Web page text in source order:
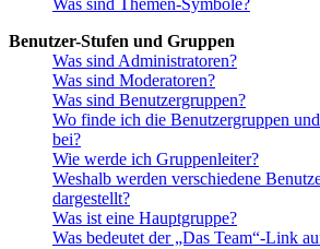
Was sind Themen-Symbole?
Benutzer-Stufen und Gruppen
Was sind Administratoren?
Was sind Moderatoren?
Was sind Benutzergruppen?
Wo finde ich die Benutzergruppen
bei?
Wie werde ich Gruppenleiter?
Weshalb werden verschiedene
dargestellt?
Was ist eine Hauptgruppe?
Was bedeutet der „Das Team“-Link